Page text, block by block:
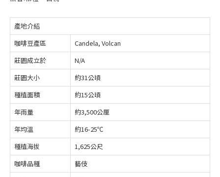
產地介紹
咖啡豆產區
Candela, Volcan
莊園成立於
N/A
莊園大小
約31公頃
種植面積
約15公頃
年雨量
約3,500公厘
年均溫
約16-25℃
種植海拔
1,625公尺
咖啡品種
藝伎